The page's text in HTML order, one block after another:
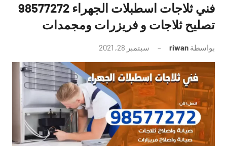
بالكويت
فني ثلاجات اسطبلات الجهراء 98577272
تصليح ثلاجات و فريزرات ومجمدات
بواسطة riwan سبتمبر 28, 2021
توجد
تعليقات